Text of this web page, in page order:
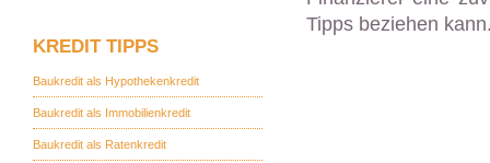
KREDIT TIPPS
Baukredit als Hypothekenkredit
Baukredit als Immobilienkredit
Baukredit als Ratenkredit
Tipps beziehen